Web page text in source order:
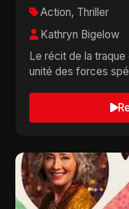
Action, Thriller
Kathryn Bigelow
Le récit de la traque
unité des forces